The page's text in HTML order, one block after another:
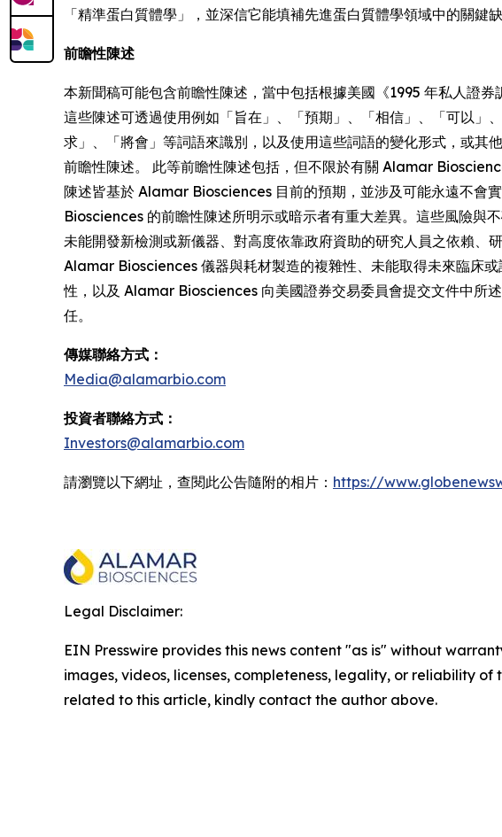
「精準蛋白質體學」，並深信它能填補先進蛋白質體學領域中的關鍵
前瞻性陳述
本新聞稿可能包含前瞻性陳述，當中包括根據美國《1995 年私人
這些陳述可透過使用例如「旨在」、「預期」、「相信」、「可以」
求」、「將會」等詞語來識別，以及使用這些詞語的變化形式，或其
前瞻性陳述。 此等前瞻性陳述包括，但不限於有關 Alamar
陳述皆基於 Alamar Biosciences 目前的預期，並涉及可能永遠不會
Biosciences 的前瞻性陳述所明示或暗示者有重大差異。這些風險與
未能開發新檢測或新儀器、對高度依靠政府資助的研究人員之依賴、
Alamar Biosciences 儀器與耗材製造的複雜性、未能取得未來臨床
性，以及 Alamar Biosciences 向美國證券交易委員會提交文件中所
任。
傳媒聯絡方式：
Media@alamarbio.com
投資者聯絡方式：
Investors@alamarbio.com
請瀏覽以下網址，查閱此公告隨附的相片： https://
Legal Disclaimer:
EIN Presswire provides this news content "as is" without
images, videos, licenses, completeness, legality, or reliability
related to this article, kindly contact the author above.